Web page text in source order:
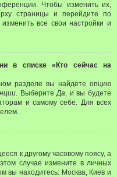
Чтобы изменить их,
страницы и перейдите по
все свои настройки и
в списке «Кто сейчас на
разделе вы найдёте опцию
. ВыберитеДа, и вы будете
и самому себе. Для всех
к другому часовому поясу, а
случае измените в личных
вы находитесь: Москва, Киев и